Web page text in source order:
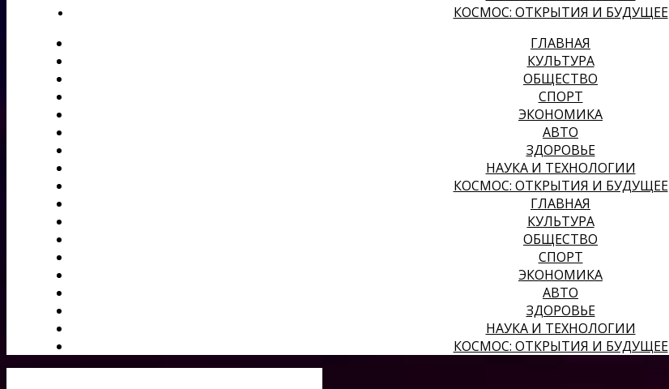
КОСМОС: ОТКРЫТИЯ И БУДУЩЕЕ
ГЛАВНАЯ
КУЛЬТУРА
ОБЩЕСТВО
СПОРТ
ЭКОНОМИКА
АВТО
ЗДОРОВЬЕ
НАУКА И ТЕХНОЛОГИИ
КОСМОС: ОТКРЫТИЯ И БУДУЩЕЕ
ГЛАВНАЯ
КУЛЬТУРА
ОБЩЕСТВО
СПОРТ
ЭКОНОМИКА
АВТО
ЗДОРОВЬЕ
НАУКА И ТЕХНОЛОГИИ
КОСМОС: ОТКРЫТИЯ И БУДУЩЕЕ